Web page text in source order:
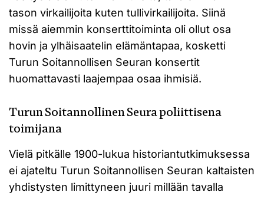
tason virkailijoita kuten tullivirkailijoita. Siinä
missä aiemmin konserttitoiminta oli ollut osa
hovin ja ylhäisaatelin elämäntapaa, kosketti
Turun Soitannollisen Seuran konsertit
huomattavasti laajempaa osaa ihmisiä.
Turun Soitannollinen Seura poliittisena
toimijana
Vielä pitkälle 1900-lukua historiantutkimuksessa
ei ajateltu Turun Soitannollisen Seuran kaltaisten
yhdistysten limittyneen juuri millään tavalla